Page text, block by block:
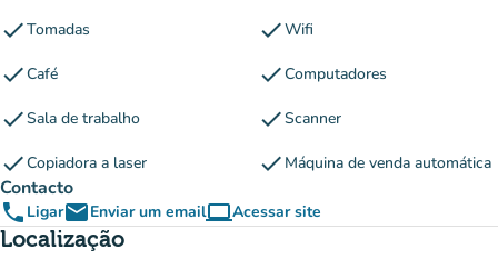
checkTomadas checkWifi
checkCafé checkComputadores
checkSala de trabalho checkScanner
checkCopiadora a laser check Máquina de venda automática
Contacto
phone LigaremailEnviar um emailcomputerAcessar site
(novo separador)
Localização